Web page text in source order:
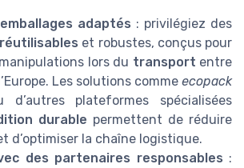
adaptés : privilégiez des
et robustes, conçus pour
lors du transport entre
Les solutions comme ecopack
d’autres plateformes spécialisées
durable permettent de réduire
d’optimiser la chaîne logistique.
des partenaires responsables :